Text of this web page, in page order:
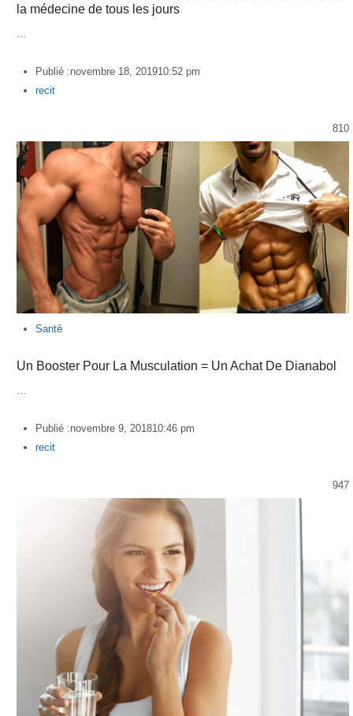
la médecine de tous les jours
…
Publié :novembre 18, 201910:52 pm
Author
recit
810
Santé
Un Booster Pour La Musculation = Un Achat De Dianabol
…
Publié :novembre 9, 201810:46 pm
Author
recit
947